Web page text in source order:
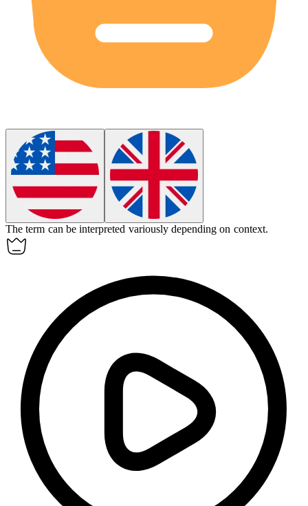
The term can be interpreted variously depending on context.